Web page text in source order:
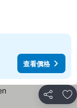
查看價格
分享 放